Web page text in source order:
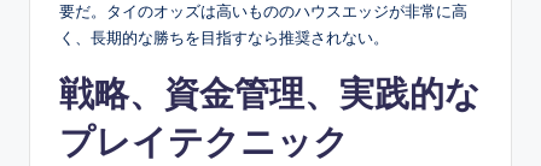
要だ。タイのオッズは高いもののハウスエッジが非常に高
く、長期的な勝ちを目指すなら推奨されない。
戦略、資金管理、実践的な
プレイテクニック